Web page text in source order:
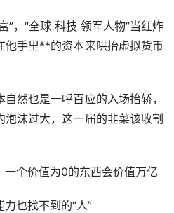
”，“全球 科技 领军人物”当红炸
他手里**的资本来哄抬虚拟货币
然也是一呼百应的入场抬轿，
沫过大，这一届的韭菜该收割
一个价值为0的东西会价值万亿
也找不到的“人”